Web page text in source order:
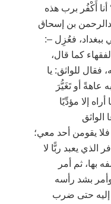
أَكْفُر برب هذه
بن إسحاق
ببغداد، فعُزِل–
:
كما قال،
فقال للواثق: يا
عاهةً أو تَغَيُّرَ
إلا مؤدِّيًا
الواثق
يقومن أحد معي؛
الذي يعبد ربًّا لا
بها، ثم أمر
بشد رأسه
إليه حتى ضرب